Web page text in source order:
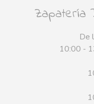
Zapatería
De
10:00 -